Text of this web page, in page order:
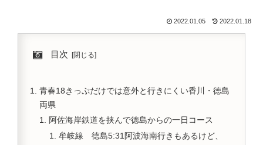
2022.01.05 2022.01.18
目次
青春18きっぷだけでは意外と行きにくい香川・徳島
両県
阿佐海岸鉄道を挟んで徳島からの一日コース
牟岐線 徳島5:31阿波海南行きもあるけど、